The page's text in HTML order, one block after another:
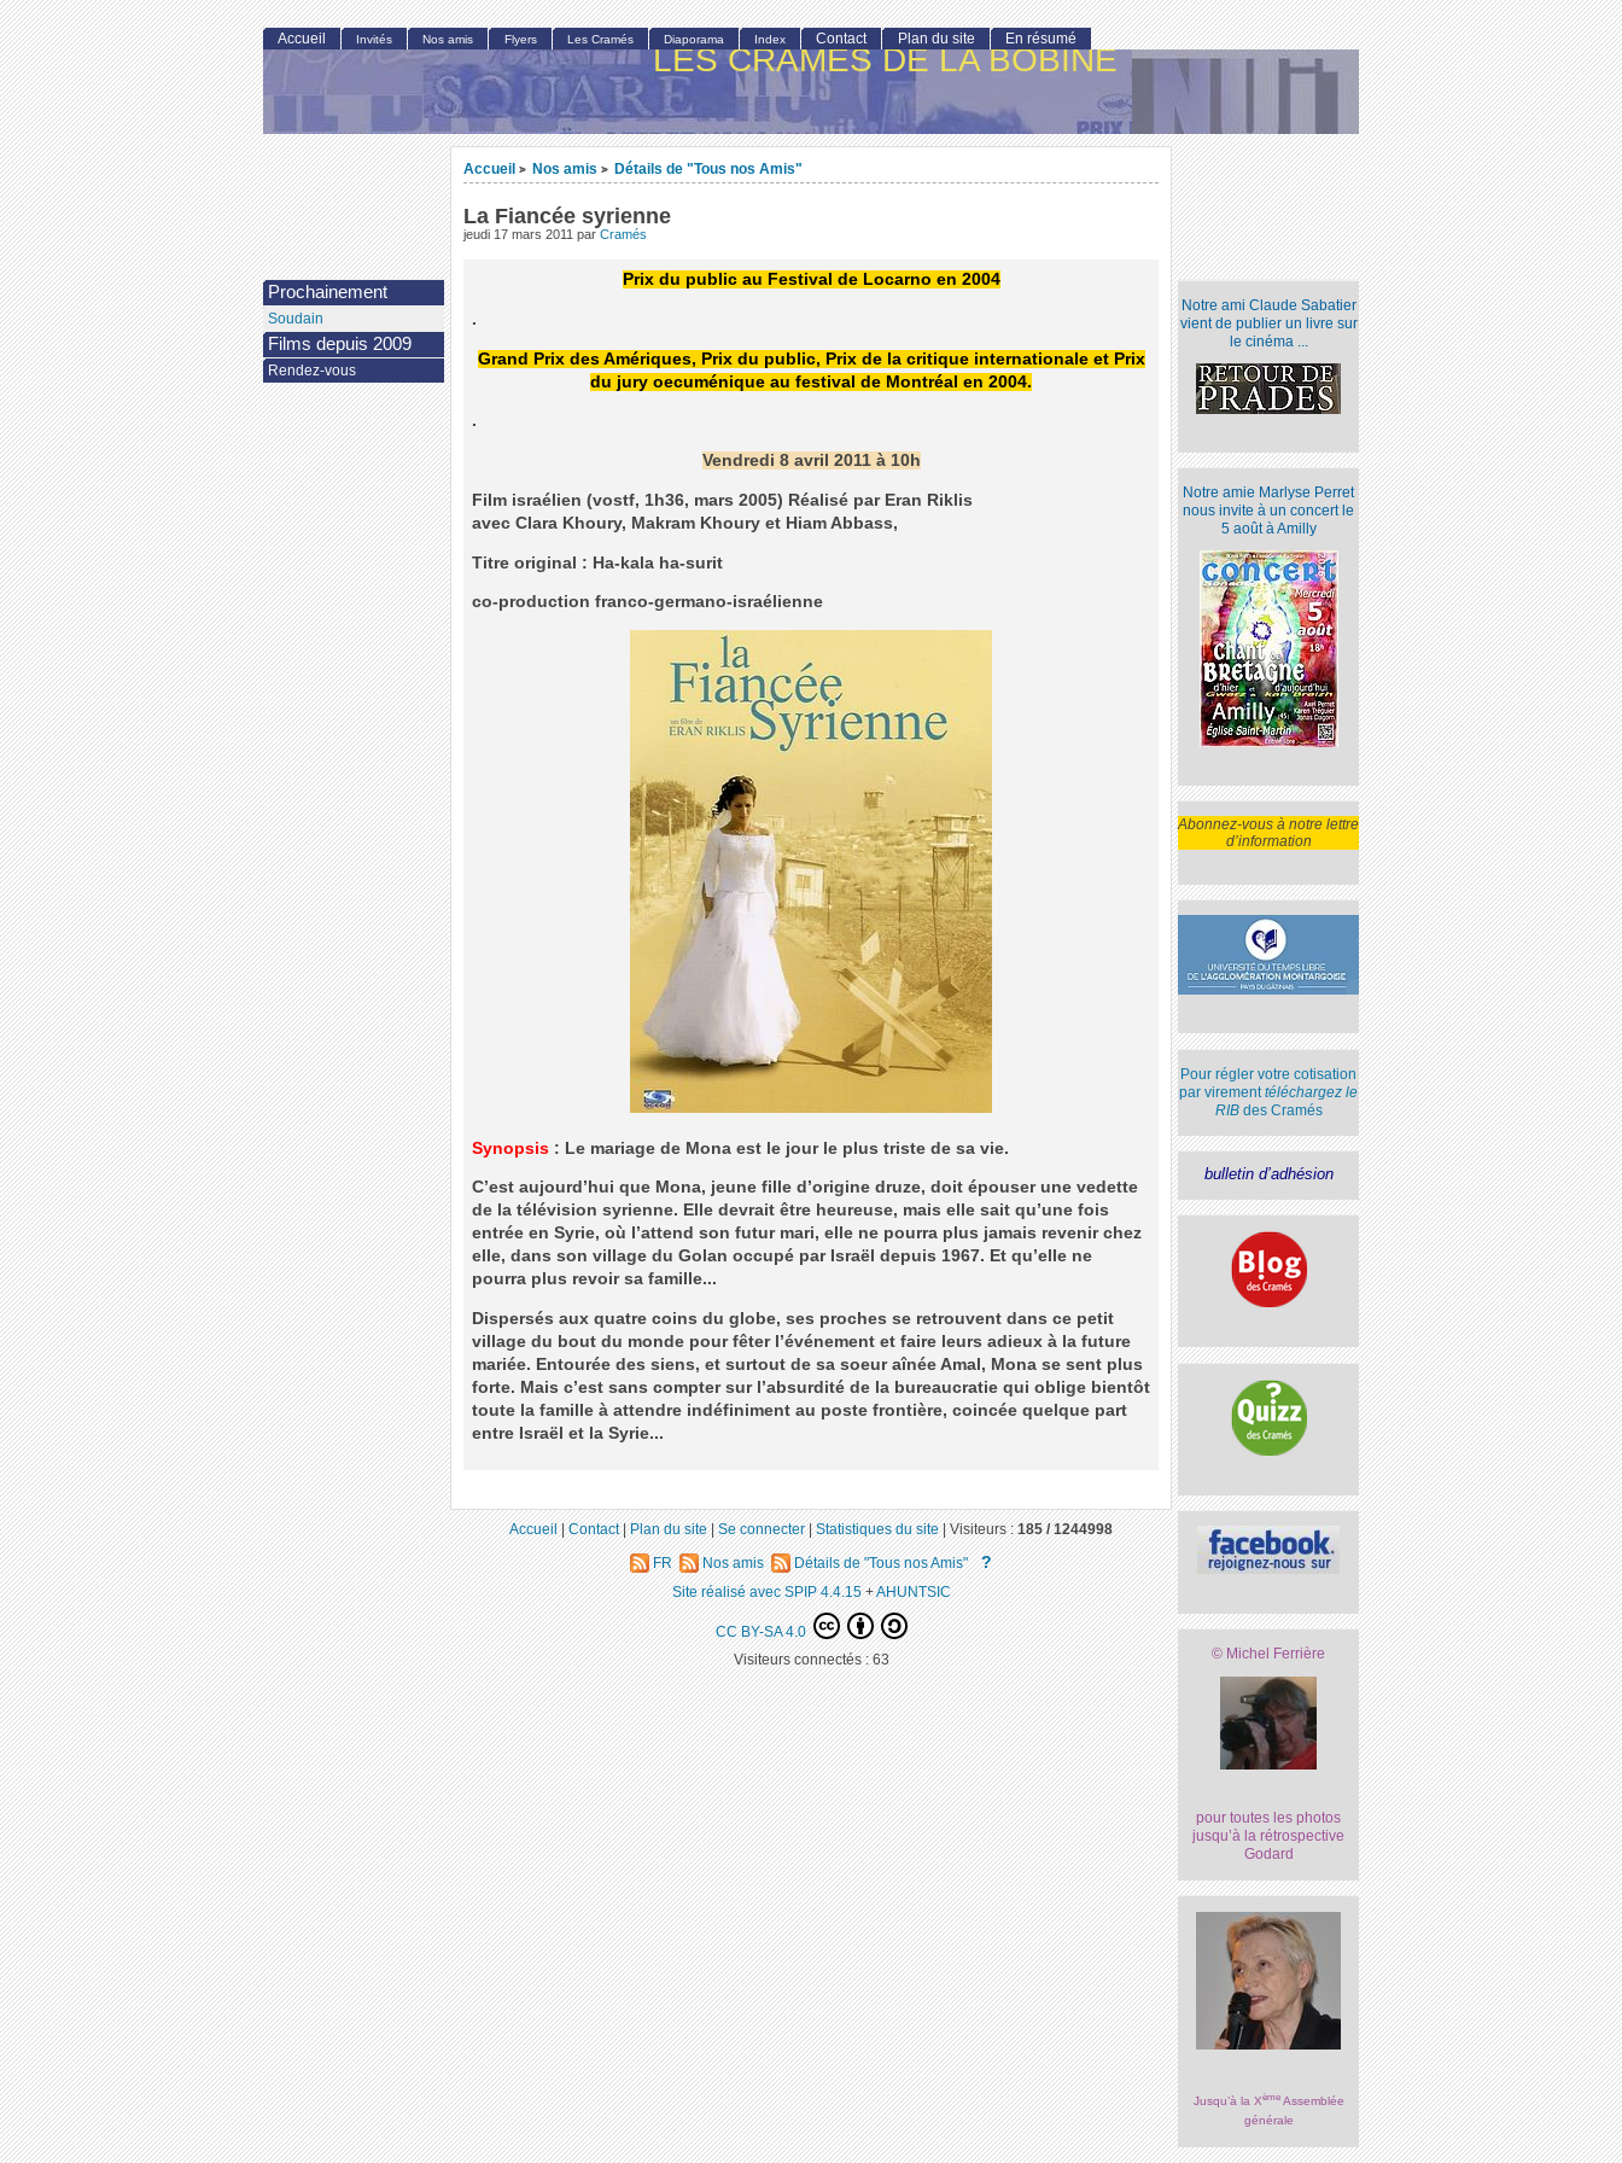
LES CRAMÉS DE LA BOBINE
Accueil > Nos amis > Détails de "Tous nos Amis"
La Fiancée syrienne
jeudi 17 mars 2011 par Cramés
Prix du public au Festival de Locarno en 2004
.
Grand Prix des Amériques, Prix du public, Prix de la critique internationale et Prix
du jury oecuménique au festival de Montréal en 2004.
.
Vendredi 8 avril 2011 à 10h
Film israélien (vostf, 1h36, mars 2005) Réalisé par Eran Riklis
avec Clara Khoury, Makram Khoury et Hiam Abbass,
Titre original : Ha-kala ha-surit
co-production franco-germano-israélienne
Synopsis: Le mariage de Mona est le jour le plus triste de sa vie.
C’est aujourd’hui que Mona, jeune fille d’origine druze, doit épouser une vedette
de la télévision syrienne. Elle devrait être heureuse, mais elle sait qu’une fois
entrée en Syrie, où l’attend son futur mari, elle ne pourra plus jamais revenir chez
elle, dans son village du Golan occupé par Israël depuis 1967. Et qu’elle ne
pourra plus revoir sa famille...
Dispersés aux quatre coins du globe, ses proches se retrouvent dans ce petit
village du bout du monde pour fêter l’événement et faire leurs adieux à la future
mariée. Entourée des siens, et surtout de sa soeur aînée Amal, Mona se sent plus
forte. Mais c’est sans compter sur l’absurdité de la bureaucratie qui oblige bientôt
toute la famille à attendre indéfiniment au poste frontière, coincée quelque part
entre Israël et la Syrie...
Notre ami Claude Sabatier
vient de publier un livre sur
le cinéma ...
Notre amie Marlyse Perret
nous invite à un concert le
5 août à Amilly
Abonnez-vous à notre lettre
d’information
Pour régler votre cotisation
par virementtéléchargez le
RIBdes Cramés
bulletin d’adhésion
© Michel Ferrière
pour toutes les photos
jusqu’à la rétrospective
Godard
Jusqu’à la XèmeAssemblée
générale
Accueil Invités Nos amis Flyers Les Cramés Diaporama Index Contact Plan du site En résumé
Prochainement
Soudain
Films depuis 2009
Rendez-vous
Accueil|Contact|Plan du site|Se connecter|Statistiques du site|Visiteurs :185 / 1244998
FR Nos amis Détails de "Tous nos Amis" ?
Site réalisé avec SPIP 4.4.15+AHUNTSIC
CC BY-SA 4.0
Visiteurs connectés :63